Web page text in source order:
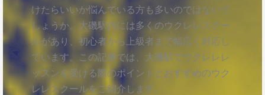
けたらいいか悩んでいる方も多いのではないで
しょうか。大磯駅内には多くのウクレレスクー
ルがあり、初心者から上級者まで幅広く対応し
ています。この記事では、大磯駅でウクレレレ
ッスンを受ける際のポイントとおすすめのウク
レレスクールをご紹介します。